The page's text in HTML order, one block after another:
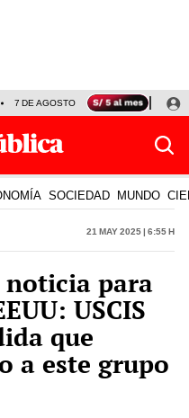
7 DE AGOSTO TINKA RESULTADOS
SOCIEDAD MUNDO
21 May 2025 | 6:55 h
para
USCIS
que
a este grupo